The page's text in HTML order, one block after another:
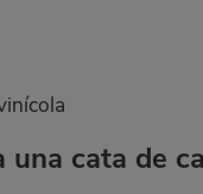
una cata de